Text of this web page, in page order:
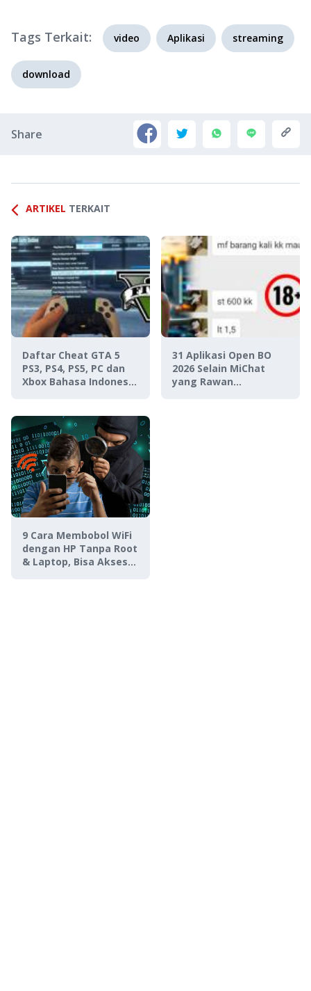
Tags Terkait: video Aplikasi streaming
download
Share
ARTIKEL TERKAIT
Daftar Cheat GTA 5
PS3, PS4, PS5, PC dan
Xbox Bahasa Indonesia
31 Aplikasi Open BO
2026 Selain MiChat
yang Rawan
9 Cara Membobol WiFi
dengan HP Tanpa Root
& Laptop, Bisa Akses